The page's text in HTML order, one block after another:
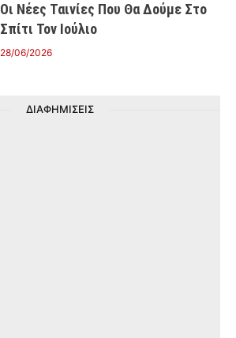
Οι Νέες Ταινίες Που Θα Δούμε Στο
Σπίτι Τον Ιούλιο
28/06/2026
ΔΙΑΦΗΜΙΣΕΙΣ